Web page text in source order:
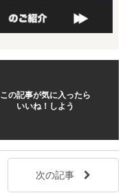
この記事が気に入ったら
いいね！しよう
次の記事